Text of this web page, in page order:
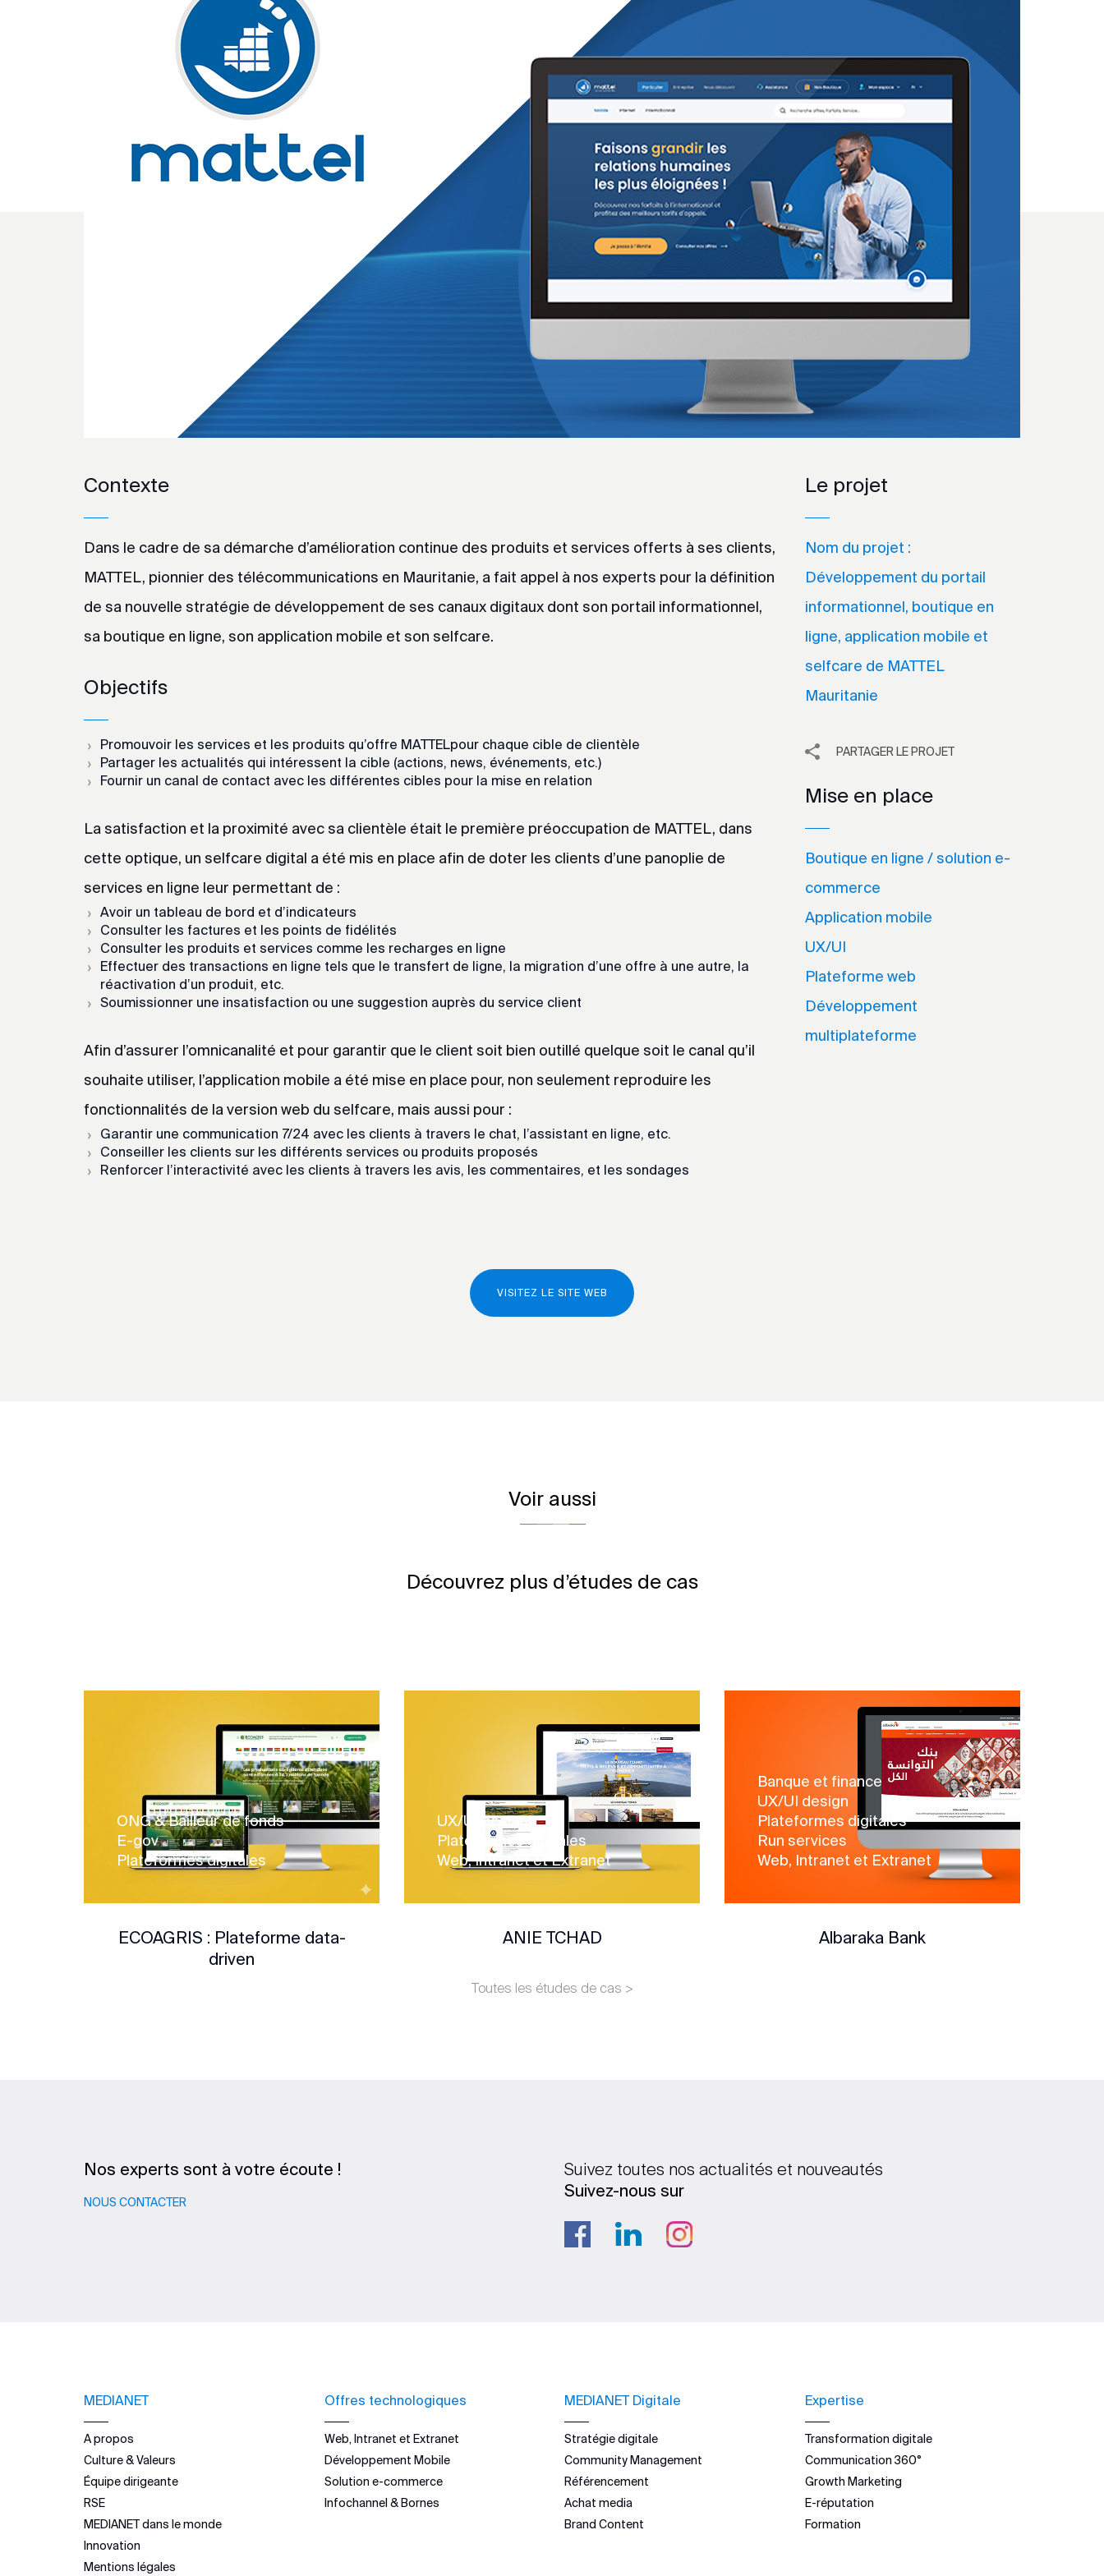
Contexte
Dans le cadre de sa démarche d’amélioration continue des produits et services offerts à ses clients,
MATTEL, pionnier des télécommunications en Mauritanie, a fait appel à nos experts pour la définition
de sa nouvelle stratégie de développement de ses canaux digitaux dont son portail informationnel,
sa boutique en ligne, son application mobile et son selfcare.
Objectifs
Promouvoir les services et les produits qu’offre MATTELpour chaque cible de clientèle
Partager les actualités qui intéressent la cible (actions, news, événements, etc.)
Fournir un canal de contact avec les différentes cibles pour la mise en relation
La satisfaction et la proximité avec sa clientèle était le première préoccupation de MATTEL, dans
cette optique, un selfcare digital a été mis en place afin de doter les clients d’une panoplie de
services en ligne leur permettant de :
Avoir un tableau de bord et d’indicateurs
Consulter les factures et les points de fidélités
Consulter les produits et services comme les recharges en ligne
Effectuer des transactions en ligne tels que le transfert de ligne, la migration d’une offre à une autre, la
réactivation d’un produit, etc.
Soumissionner une insatisfaction ou une suggestion auprès du service client
Afin d’assurer l’omnicanalité et pour garantir que le client soit bien outillé quelque soit le canal qu’il
souhaite utiliser, l’application mobile a été mise en place pour, non seulement reproduire les
fonctionnalités de la version web du selfcare, mais aussi pour :
Garantir une communication 7/24 avec les clients à travers le chat, l’assistant en ligne, etc.
Conseiller les clients sur les différents services ou produits proposés
Renforcer l’interactivité avec les clients à travers les avis, les commentaires, et les sondages
Le projet
Nom du projet :
Développement du portail
informationnel, boutique en
ligne, application mobile et
selfcare de MATTEL
Mauritanie
PARTAGER LE PROJET
Mise en place
Boutique en ligne / solution e-
commerce
Application mobile
UX/UI
Plateforme web
Développement
multiplateforme
VISITEZ LE SITE WEB
Voir aussi
Découvrez plus d’études de cas
ONG & Bailleur de fonds
E-gov
Plateformes digitales
ECOAGRIS : Plateforme data-
driven
UX/UI design
Plateformes digitales
Web, Intranet et Extranet
ANIE TCHAD
Banque et finance
UX/UI design
Plateformes digitales
Run services
Web, Intranet et Extranet
Albaraka Bank
Toutes les études de cas >
Nos experts sont à votre écoute !
NOUS CONTACTER
Suivez toutes nos actualités et nouveautés
Suivez-nous sur
MEDIANET
A propos
Culture & Valeurs
Équipe dirigeante
RSE
MEDIANET dans le monde
Innovation
Mentions légales
Offres technologiques
Web, Intranet et Extranet
Développement Mobile
Solution e-commerce
Infochannel & Bornes
MEDIANET Digitale
Stratégie digitale
Community Management
Référencement
Achat media
Brand Content
Expertise
Transformation digitale
Communication 360°
Growth Marketing
E-réputation
Formation